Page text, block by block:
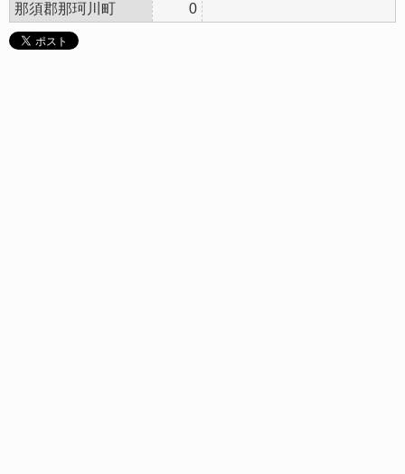
那須郡那珂川町 0